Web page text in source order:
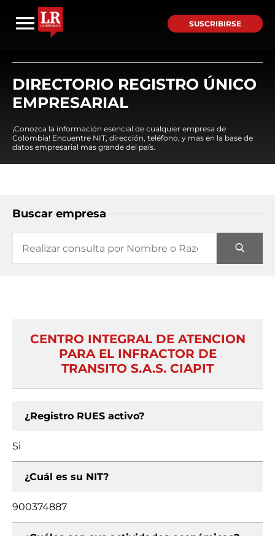
SUSCRIBIRSE
DIRECTORIO REGISTRO ÚNICO
EMPRESARIAL
¡Conozca la información esencial de cualquier empresa de
Colombia! Encuentre NIT, dirección, teléfono, y mas en la base de
datos empresarial mas grande del país.
Buscar empresa
CENTRO INTEGRAL DE ATENCION
PARA EL INFRACTOR DE
TRANSITO S.A.S. CIAPIT
¿Registro RUES activo?
Si
¿Cuál es su NIT?
900374887